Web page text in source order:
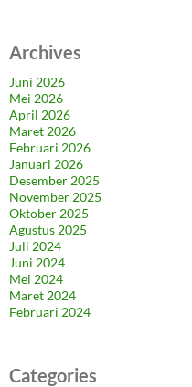
Archives
Juni 2026
Mei 2026
April 2026
Maret 2026
Februari 2026
Januari 2026
Desember 2025
November 2025
Oktober 2025
Agustus 2025
Juli 2024
Juni 2024
Mei 2024
Maret 2024
Februari 2024
Categories